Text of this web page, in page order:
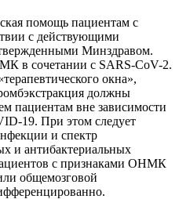
помощь пациентам с
с действующими
Минздравом.
в сочетании с SARS-CoV-2.
окна»,
должны
пациентам вне зависимости
19. При этом следует
и спектр
и антибактериальных
с признаками ОНМК
общемозговой